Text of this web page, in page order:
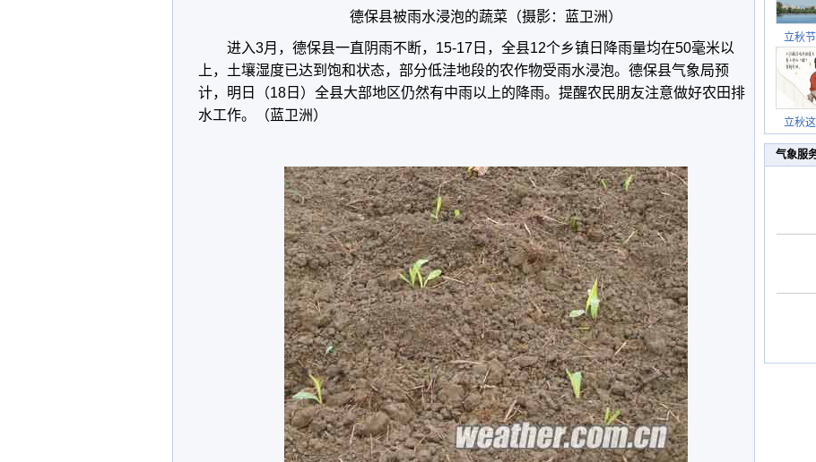
德保县被雨水浸泡的蔬菜（摄影：蓝卫洲）
进入3月，德保县一直阴雨不断，15-17日，全县12个乡镇日降雨量均在50毫米以
上，土壤湿度已达到饱和状态，部分低洼地段的农作物受雨水浸泡。德保县气象局预
计，明日（18日）全县大部地区仍然有中雨以上的降雨。提醒农民朋友注意做好农田排
水工作。（蓝卫洲）
立秋
立秋这
气象服